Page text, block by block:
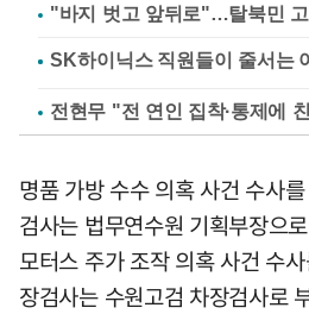
"바지 벗고 앞뒤로"…탈북민
전현무 "전 연인 집착·통제에
명품 가방 수수 의혹 사건 수사
검사는 법무연수원 기획부장으
모터스 주가 조작 의혹 사건 수
장검사는 수원고검 차장검사로